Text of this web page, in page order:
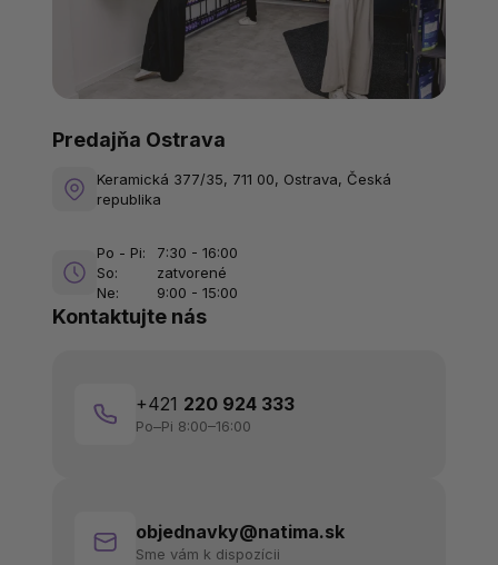
Kontaktujte nás
+421 220 924 333
Po–Pi 8:00–16:00
objednavky@natima.sk
Sme vám k dispozícii
Predajňa Ostrava
Keramická 377/35, 711 00, Ostrava, Česká
republika
Po - Pi:
7:30 - 16:00
So:
zatvorené
Ne:
9:00 - 15:00